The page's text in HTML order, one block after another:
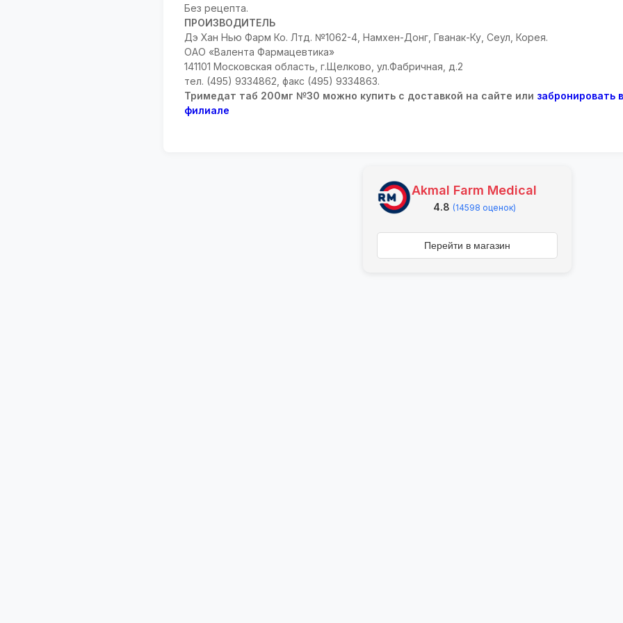
Без рецепта.
ПРОИЗВОДИТЕЛЬ
Дэ Хан Нью Фарм Ко. Лтд. №1062-4, Намхен-Донг, Гванак-Ку, Сеул, Корея.
ОАО «Валента Фармацевтика»
141101 Московская область, г.Щелково, ул.Фабричная, д.2
тел. (495) 9334862, факс (495) 9334863.
Тримедат таб 200мг №30 можно купить с доставкой на сайте или забронировать
филиале
Akmal Farm Medical
4.8 (14598 оценок)
Перейти в магазин